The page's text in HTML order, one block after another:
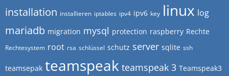
installation installieren iptables ipv4 ipv6 key linux log
mariadb migration mysql protection raspberry Rechte
Rechtesystem root rsa schlüssel schutz server sqlite ssh
teamsepak teamspeak teamspeak 3 Teamspeak3